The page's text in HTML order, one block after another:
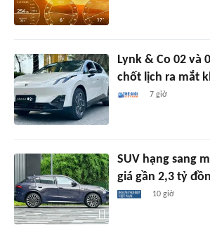
Lynk & Co 02 và
chốt lịch ra mắt
7 giờ
SUV hạng sang
giá gần 2,3 tỷ
10 giờ